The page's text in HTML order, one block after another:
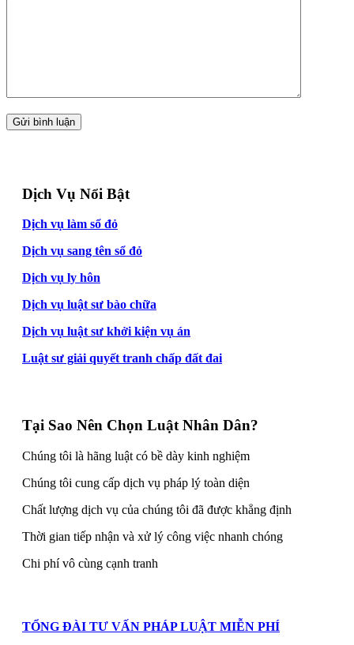
Dịch Vụ Nổi Bật
Dịch vụ làm sổ đỏ
Dịch vụ sang tên sổ đỏ
Dịch vụ ly hôn
Dịch vụ luật sư bào chữa
Dịch vụ luật sư khởi kiện vụ án
Luật sư giải quyết tranh chấp đất đai
Tại Sao Nên Chọn Luật Nhân Dân?
Chúng tôi là hãng luật có bề dày kinh nghiệm
Chúng tôi cung cấp dịch vụ pháp lý toàn diện
Chất lượng dịch vụ của chúng tôi đã được khẳng định
Thời gian tiếp nhận và xử lý công việc nhanh chóng
Chi phí vô cùng cạnh tranh
TỔNG ĐÀI TƯ VẤN PHÁP LUẬT MIỄN PHÍ